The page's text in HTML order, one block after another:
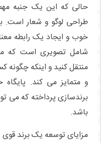
حالی که این یک جنبه مهم
طراحی لوگو و شعار است.
خوب و ایجاد یک رابطه
شامل تصویری است که
منتقل کنید و اینکه چگونه
و متمایز می کند.
برندسازی پرداخته که می
باشد.
مزایای توسعه یک برند قوی